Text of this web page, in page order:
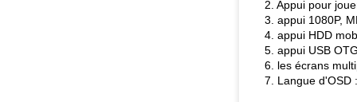
2. Appui pour
3. appui 1080P,
4. appui HDD
5. appui USB
6. les écrans
7. Langue d'OSD